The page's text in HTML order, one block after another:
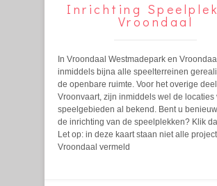
Inrichting
Vroondaal
In Vroondaal Westmadepark en
inmiddels bijna alle speelterreinen
de openbare ruimte. Voor het overige
Vroonvaart, zijn inmiddels wel de locaties
speelgebieden al bekend. Bent u
de inrichting van de speelplekken? Klik
Let op: in deze kaart staan niet alle
Vroondaal vermeld